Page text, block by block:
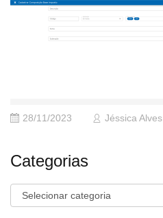
28/11/2023 Jéssica Alves
Categorias
Categorias